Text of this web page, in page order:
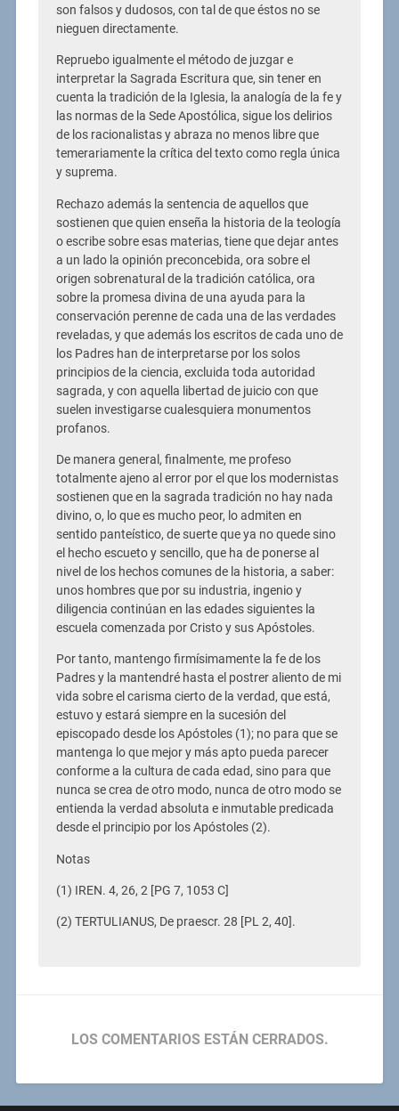
son falsos y dudosos, con tal de que éstos no se
nieguen directamente.
Repruebo igualmente el método de juzgar e
interpretar la Sagrada Escritura que, sin tener en
cuenta la tradición de la Iglesia, la analogía de la fe y
las normas de la Sede Apostólica, sigue los delirios
de los racionalistas y abraza no menos libre que
temerariamente la crítica del texto como regla única
y suprema.
Rechazo además la sentencia de aquellos que
sostienen que quien enseña la historia de la teología
o escribe sobre esas materias, tiene que dejar antes
a un lado la opinión preconcebida, ora sobre el
origen sobrenatural de la tradición católica, ora
sobre la promesa divina de una ayuda para la
conservación perenne de cada una de las verdades
reveladas, y que además los escritos de cada uno de
los Padres han de interpretarse por los solos
principios de la ciencia, excluida toda autoridad
sagrada, y con aquella libertad de juicio con que
suelen investigarse cualesquiera monumentos
profanos.
De manera general, finalmente, me profeso
totalmente ajeno al error por el que los modernistas
sostienen que en la sagrada tradición no hay nada
divino, o, lo que es mucho peor, lo admiten en
sentido panteístico, de suerte que ya no quede sino
el hecho escueto y sencillo, que ha de ponerse al
nivel de los hechos comunes de la historia, a saber:
unos hombres que por su industria, ingenio y
diligencia continúan en las edades siguientes la
escuela comenzada por Cristo y sus Apóstoles.
Por tanto, mantengo firmísimamente la fe de los
Padres y la mantendré hasta el postrer aliento de mi
vida sobre el carisma cierto de la verdad, que está,
estuvo y estará siempre en la sucesión del
episcopado desde los Apóstoles (1); no para que se
mantenga lo que mejor y más apto pueda parecer
conforme a la cultura de cada edad, sino para que
nunca se crea de otro modo, nunca de otro modo se
entienda la verdad absoluta e inmutable predicada
desde el principio por los Apóstoles (2).
Notas
(1) IREN. 4, 26, 2 [PG 7, 1053 C]
(2) TERTULIANUS, De praescr. 28 [PL 2, 40].
LOS COMENTARIOS ESTÁN CERRADOS.